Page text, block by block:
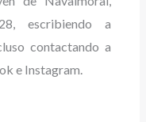
escribiendo a
contactando a
e Instagram.